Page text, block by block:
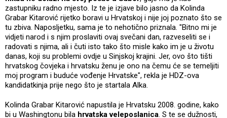
zastupniku radno mjesto. Iz te je izjave bilo jasno da Kolinda
Grabar Kitarović rijetko boravi u Hrvatskoj i nije joj poznato što se
tu zbiva. Naposljetku, sama je to nehotično priznala. "Bitno mi je
vidjeti narod i s njim proslaviti ovaj svečani dan, razveseliti se i
radovati s njima, ali i čuti isto tako što misle kako im je u životu
danas, koji su problemi ovdje u Sinjskoj krajini. Jer, ovo što tišti
hrvatskog čovjeka i hrvatsku ženu je ono na čemu će se temeljiti
moj program i buduće vođenje Hrvatske", rekla je HDZ-ova
kandidatkinja prije nego što je startala Alka.
Kolinda Grabar Kitarović napustila je Hrvatsku 2008. godine, kako
bi u Washingtonu bila hrvatska veleposlanica. S te se dužnosti,